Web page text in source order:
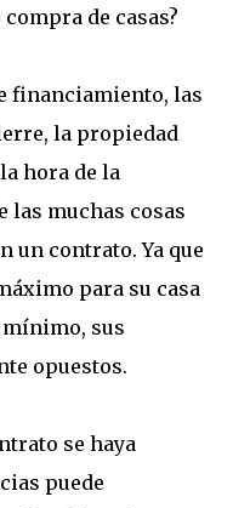
de casas?
financiamiento, las
la propiedad
hora de la
las muchas cosas
un contrato. Ya que
para su casa
sus
opuestos.
se haya
puede